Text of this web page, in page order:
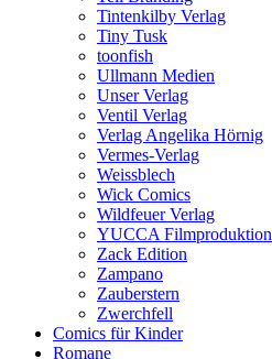
Tintenkilby Verlag
Tiny Tusk
toonfish
Ullmann Medien
Unser Verlag
Ventil Verlag
Verlag Angelika Hörnig
Vermes-Verlag
Weissblech
Wick Comics
Wildfeuer Verlag
YUCCA Filmproduktion
Zack Edition
Zampano
Zauberstern
Zwerchfell
Comics für Kinder
Romane